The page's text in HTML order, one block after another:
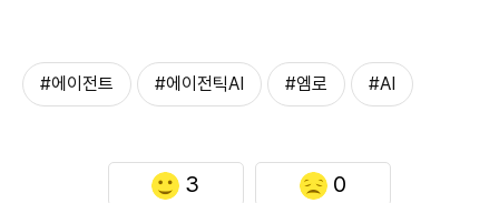
#에이전트 #에이전틱AI #엠로 #AI
3 0